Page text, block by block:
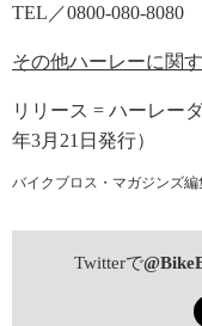
TEL／0800-080-8080
その他ハーレーに関
リリース = ハーレー
年3月21日発行）
バイクブロス・マガジンズ編
Twitterで